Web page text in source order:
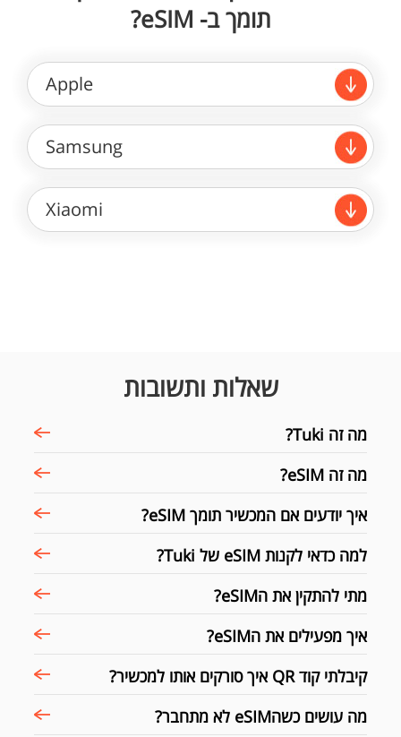
תומך ב- eSIM?
Apple
Samsung
Xiaomi
שאלות ותשובות
מה זה Tuki?
מה זה eSIM?
איך יודעים אם המכשיר תומך eSIM?
למה כדאי לקנות eSIM של Tuki?
מתי להתקין את הeSIM?
איך מפעילים את הeSIM?
קיבלתי קוד QR איך סורקים אותו למכשיר?
מה עושים כשהeSIM לא מתחבר?